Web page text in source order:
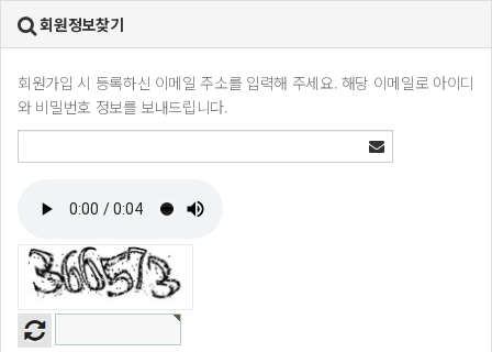
회원정보찾기
회원가입 시 등록하신 이메일 주소를 입력해 주세요. 해당 이메일로 아이디
와 비밀번호 정보를 보내드립니다.